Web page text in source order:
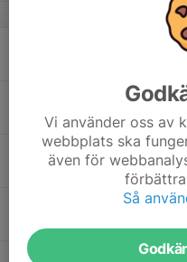
17:00
20:00
Körning MoGård
Eliantorpsbanan
20
Vi använder oss av
webbplats ska
även för
Så